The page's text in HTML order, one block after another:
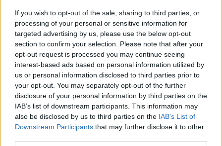
If you wish to opt-out of the sale, sharing to third parties, or
processing of your personal or sensitive information for
targeted advertising by us, please use the below opt-out
section to confirm your selection. Please note that after your
opt-out request is processed you may continue seeing
interest-based ads based on personal information utilized by
us or personal information disclosed to third parties prior to
your opt-out. You may separately opt-out of the further
disclosure of your personal information by third parties on the
IAB’s list of downstream participants. This information may
also be disclosed by us to third parties on the IAB’s List of
Downstream Participants that may further disclose it to other
alimentaire. Ces spécialistes pourront vous orienter
vers des examens ou des tests adaptés.
Les tests diagnostiques
Tests d’éviction :éliminer les aliments suspectés
pendant plusieurs semaines, puis les réintroduire
progressivement pour observer la réaction.
Tests sanguins :pour détecter des anticorps
spécifiques, notamment dans le cas de la maladie